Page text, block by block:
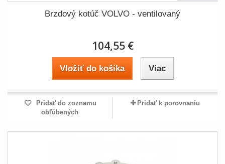
Brzdový kotúč VOLVO - ventilovaný
104,55 €
Vložiť do košíka Viac
Pridať do zoznamu
obľúbených
Pridať k porovnaniu